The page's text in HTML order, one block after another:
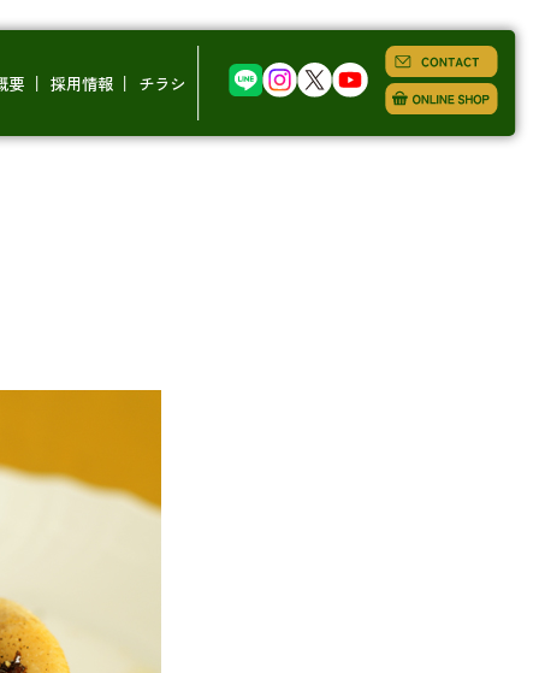
要 採用情報 チラシ